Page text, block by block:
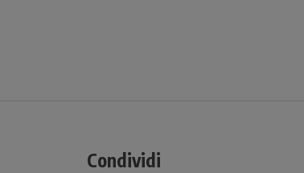
Condividi